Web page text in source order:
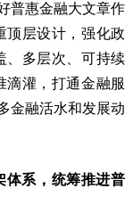
普惠金融大文章作
顶层设计，强化政
、多层次、可持续
滴灌，打通金融服
金融活水和发展动
系，统筹推进普